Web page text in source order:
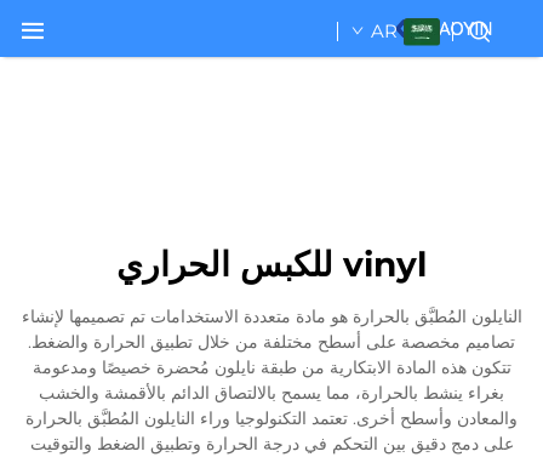
AR
vinyl للكبس الحراري
النايلون المُطبَّق بالحرارة هو مادة متعددة الاستخدامات تم تصميمها لإنشاء
تصاميم مخصصة على أسطح مختلفة من خلال تطبيق الحرارة والضغط.
تتكون هذه المادة الابتكارية من طبقة نايلون مُحضرة خصيصًا ومدعومة
بغراء ينشط بالحرارة، مما يسمح بالالتصاق الدائم بالأقمشة والخشب
والمعادن وأسطح أخرى. تعتمد التكنولوجيا وراء النايلون المُطبَّق بالحرارة
على دمج دقيق بين التحكم في درجة الحرارة وتطبيق الضغط والتوقيت